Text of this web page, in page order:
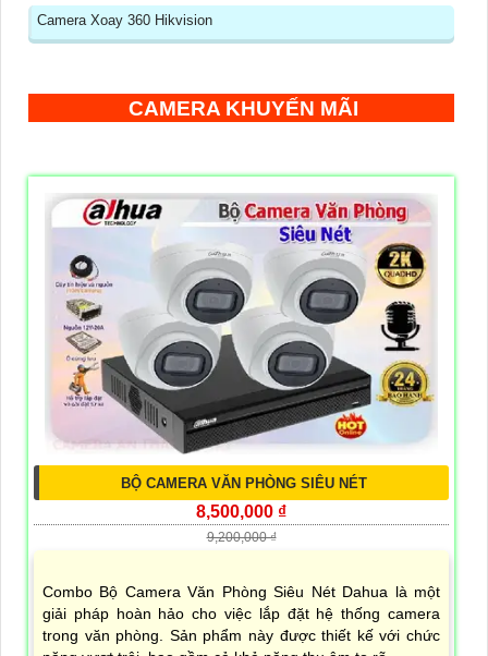
Camera Xoay 360 Hikvision
CAMERA KHUYẾN MÃI
BỘ CAMERA VĂN PHÒNG SIÊU NÉT
8,500,000 ₫
9,200,000 ₫
Combo Bộ Camera Văn Phòng Siêu Nét Dahua là một
giải pháp hoàn hảo cho việc lắp đặt hệ thống camera
trong văn phòng. Sản phẩm này được thiết kế với chức